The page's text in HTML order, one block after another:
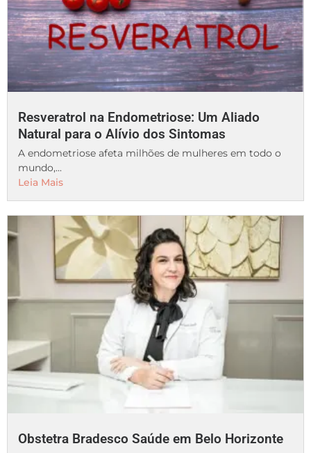
Resveratrol na Endometriose: Um Aliado
Natural para o Alívio dos Sintomas
A endometriose afeta milhões de mulheres em todo o
mundo,...
Leia Mais
Obstetra Bradesco Saúde em Belo Horizonte